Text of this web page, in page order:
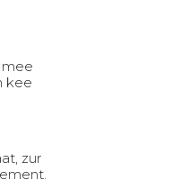
mee
kee
zur